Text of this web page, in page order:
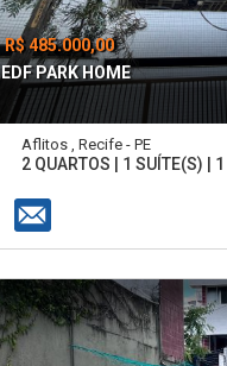
R$ 485.000,00
EDF PARK HOME
Aflitos , Recife - PE
2 QUARTOS | 1 SUÍTE(S) |